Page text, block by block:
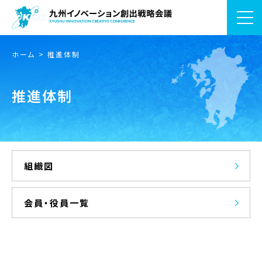
ホーム 推進体制
推進体制
組織図
会員・役員一覧